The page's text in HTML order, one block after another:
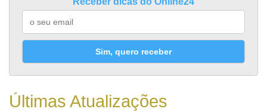
Sim, quero receber
Últimas Atualizações